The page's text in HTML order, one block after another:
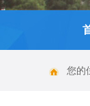
您的